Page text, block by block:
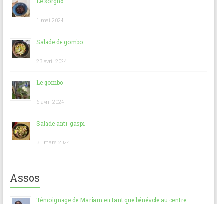
1 mai 2024
Salade de gombo
23 avril 2024
Le gombo
6 avril 2024
Salade anti-gaspi
31 mars 2024
Assos
Témoignage de Mariam en tant que bénévole au centre